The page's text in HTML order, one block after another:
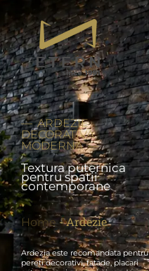
— ARDEZIE
DECORATIVA
MODERNA —
Textura puternica
pentru spatii
contemporane
Home-Ardezie
Ardezia este recomandata pentru
pereti decorativi, fatade, placari